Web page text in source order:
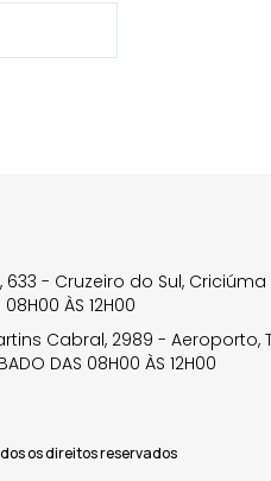
- Cruzeiro do Sul, Criciúma
08H00 ÀS 12H00
Cabral, 2989 - Aeroporto,
DAS 08H00 ÀS 12H00
os direitos reservados